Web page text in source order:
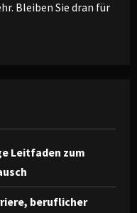
Bleiben Sie dran für
Leitfaden zum
beruflicher